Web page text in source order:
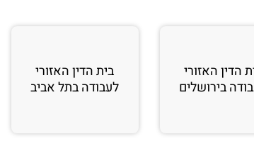
הדין האזורי
בירושלים
בית הדין האזורי
לעבודה בתל אביב